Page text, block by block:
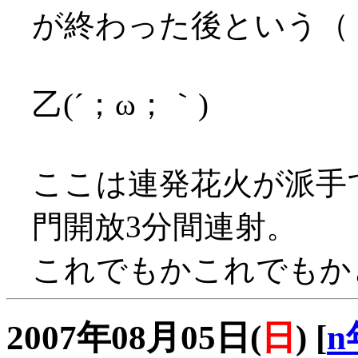
が終わった後という（
乙(´；ω；｀)
ここは連発花火が派
門開放3分間連射。
これでもかこれでも
2007年08月05日( 日 ) [n